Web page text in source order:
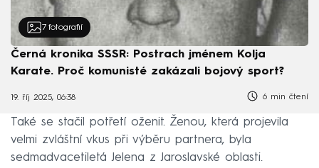
7 fotografií
Černá kronika SSSR: Postrach jménem Kolja
Karate. Proč komunisté zakázali bojový sport?
19. říj 2025, 06:38 6 min čtení
Také se stačil potřetí oženit. Ženou, která projevila
velmi zvláštní vkus při výběru partnera, byla
sedmadvacetiletá Jelena z Jaroslavské oblasti.